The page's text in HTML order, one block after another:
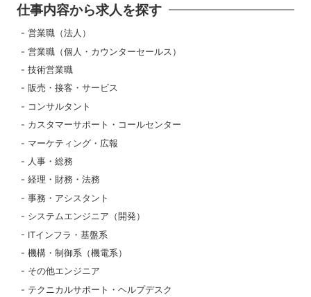
仕事内容から求人を探す
営業職（法人）
営業職（個人・カウンターセールス）
技術営業職
販売・接客・サービス
コンサルタント
カスタマーサポート・コールセンター
マーケティング・広報
人事・総務
経理・財務・法務
事務・アシスタント
システムエンジニア（開発）
ITインフラ・基盤系
機構・制御系（機電系）
その他エンジニア
テクニカルサポート・ヘルプデスク